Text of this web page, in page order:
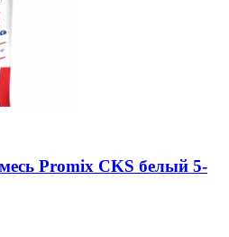
Promix CKS белый 5-